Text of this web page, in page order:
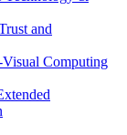
and
Computing